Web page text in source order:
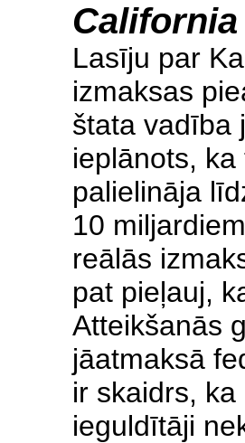
Lasīju par
izmaksas
štata vadība
ieplānots,
palielināja
10
reālās
pat pieļauj,
Atteikšanās
jāatmaksā
ir skaidrs,
ieguldītāji